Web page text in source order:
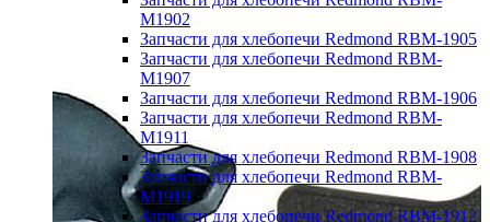
M1902
Запчасти для хлебопечи Redmond RBM-1905
Запчасти для хлебопечи Redmond RBM-
M1907
Запчасти для хлебопечи Redmond RBM-1906
Запчасти для хлебопечи Redmond RBM-
M1911
Запчасти для хлебопечи Redmond RBM-1908
Запчасти для хлебопечи Redmond RBM-
M1919
Запчасти для хлебопечи Redmond RBM-1912